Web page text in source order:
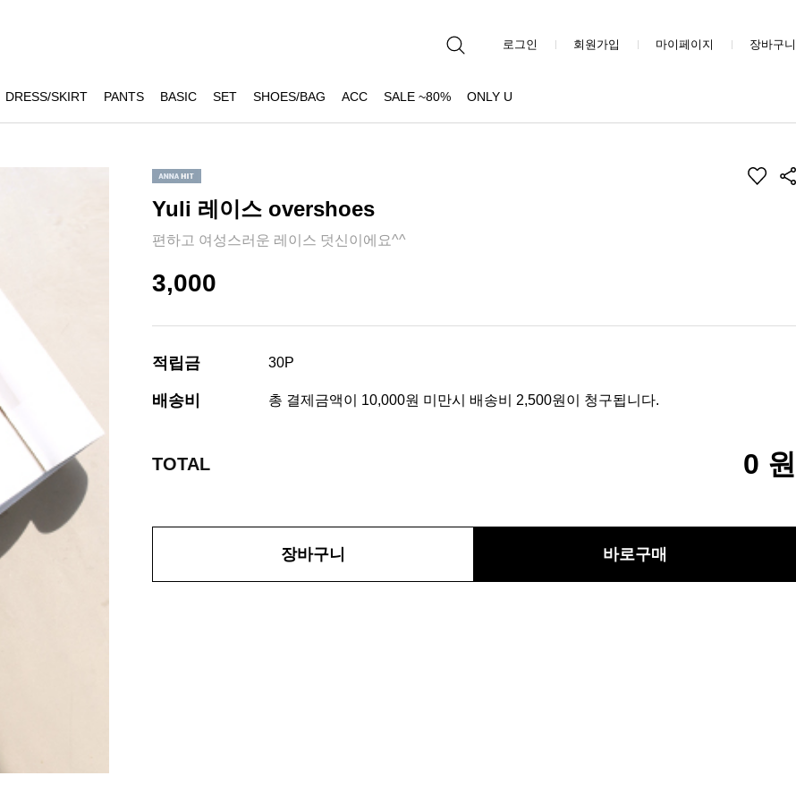
로그인 회원가입 마이페이지 장바구니
DRESS/SKIRT PANTS BASIC SET SHOES/BAG ACC SALE ~80% ONLY U
Yuli 레이스 overshoes
편하고 여성스러운 레이스 덧신이에요^^
3,000
적립금 30P
배송비 총 결제금액이 10,000원 미만시 배송비 2,500원이 청구됩니다.
TOTAL 0 원
장바구니 바로구매